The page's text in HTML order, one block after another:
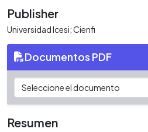
Publisher
Universidad Icesi; Cienfi
Documentos PDF
Resumen